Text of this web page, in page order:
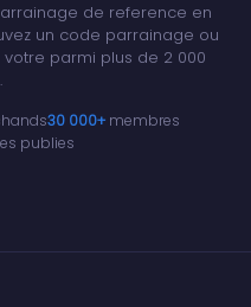
de reference en
un code parrainage ou
parmi plus de 2 000
30 000+ membres
publies